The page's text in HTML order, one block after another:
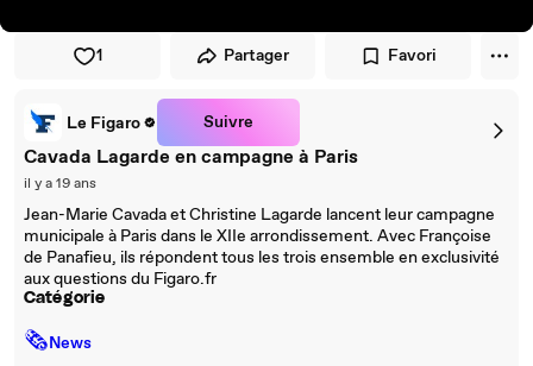
1 Partager Favori
Le Figaro Suivre
Cavada Lagarde en campagne à Paris
il y a 19 ans
Jean-Marie Cavada et Christine Lagarde lancent leur campagne
municipale à Paris dans le XIIe arrondissement. Avec Françoise
de Panafieu, ils répondent tous les trois ensemble en exclusivité
aux questions du Figaro.fr
Catégorie
🗞News